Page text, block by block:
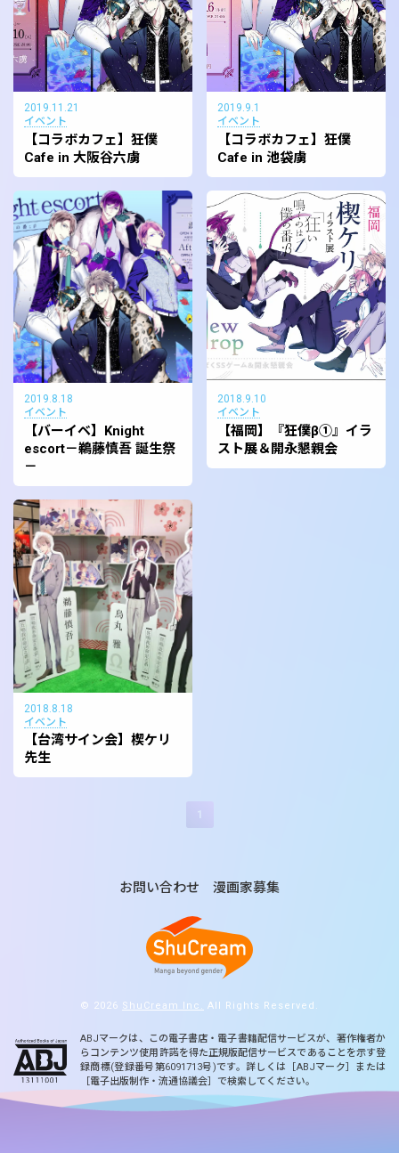
2019.11.21
イベント
【コラボカフェ】狂僕
Cafe in 大阪谷六虜
2019.9.1
イベント
【コラボカフェ】狂僕
Cafe in 池袋虜
2019.8.18
イベント
【バーイベ】Knight
escort－鵜藤慎吾 誕生祭
－
2018.9.10
イベント
【福岡】『狂僕β①』イラ
スト展＆開永懇親会
2018.8.18
イベント
【台湾サイン会】楔ケリ
先生
1
お問い合わせ 漫画家募集
© 2026 ShuCream Inc. All Rights Reserved.
ABJマークは、この電子書店・電子書籍配信サービスが、著作権者か
らコンテンツ使用許諾を得た正規版配信サービスであることを示す登
録商標(登録番号第6091713号)です。詳しくは［ABJマーク］または
［電子出版制作・流通協議会］で検索してください。